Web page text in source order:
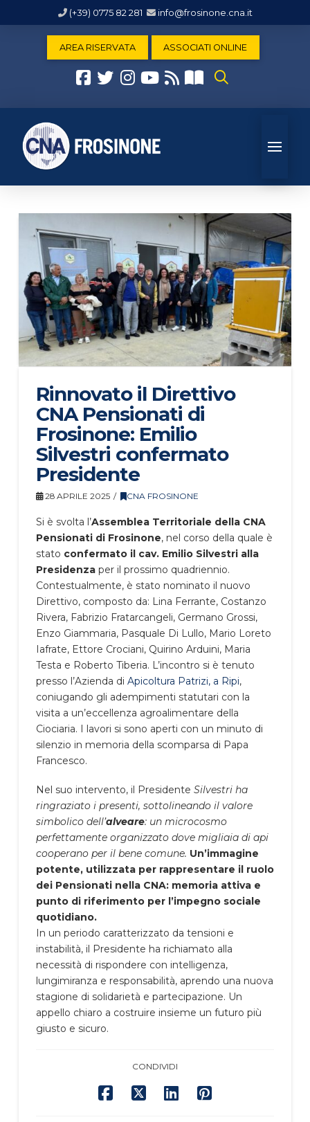
(+39) 0775 82 281 info@frosinone.cna.it
AREA RISERVATA ASSOCIATI ONLINE
Rinnovato il Direttivo
CNA Pensionati di
Frosinone: Emilio
Silvestri confermato
Presidente
28 APRILE 2025 CNA FROSINONE
Si è svolta l’Assemblea Territoriale della CNA
Pensionati di Frosinone, nel corso della quale è
stato confermato il cav. Emilio Silvestri alla
Presidenza per il prossimo quadriennio.
Contestualmente, è stato nominato il nuovo
Direttivo, composto da: Lina Ferrante, Costanzo
Rivera, Fabrizio Fratarcangeli, Germano Grossi,
Enzo Giammaria, Pasquale Di Lullo, Mario Loreto
Iafrate, Ettore Crociani, Quirino Arduini, Maria
Testa e Roberto Tiberia. L’incontro si è tenuto
presso l’Azienda di Apicoltura Patrizi, a Ripi,
coniugando gli adempimenti statutari con la
visita a un’eccellenza agroalimentare della
Ciociaria. I lavori si sono aperti con un minuto di
silenzio in memoria della scomparsa di Papa
Francesco.
Nel suo intervento, il Presidente Silvestri ha
ringraziato i presenti, sottolineando il valore
simbolico dell’alveare: un microcosmo
perfettamente organizzato dove migliaia di api
cooperano per il bene comune. Un’immagine
potente, utilizzata per rappresentare il ruolo
dei Pensionati nella CNA: memoria attiva e
punto di riferimento per l’impegno sociale
quotidiano.
In un periodo caratterizzato da tensioni e
instabilità, il Presidente ha richiamato alla
necessità di rispondere con intelligenza,
lungimiranza e responsabilità, aprendo una nuova
stagione di solidarietà e partecipazione. Un
appello chiaro a costruire insieme un futuro più
giusto e sicuro.
CONDIVIDI